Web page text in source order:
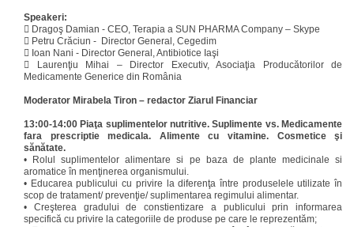
Speakeri:
 Dragoş Damian - CEO, Terapia a SUN PHARMA Company – Skype
 Petru Crăciun - Director General, Cegedim
 Ioan Nani - Director General, Antibiotice Iaşi

Laurenţiu Mihai – Director Executiv, Asociaţia Producătorilor de
Medicamente Generice din România
Moderator Mirabela Tiron – redactor Ziarul Financiar
13:00-14:00 Piaţa suplimentelor nutritive. Suplimente vs. Medicamente
fara prescriptie medicala. Alimente cu vitamine. Cosmetice şi
sănătate.
•
Rolul suplimentelor alimentare si pe baza de plante medicinale si
aromatice în menţinerea organismului.
• Educarea publicului cu privire la diferenţa între produselele utilizate în
scop de tratament/ prevenţie/ suplimentarea regimului alimentar.
•
Creşterea gradului de constientizare a publicului prin informarea
specifică cu privire la categoriile de produse pe care le reprezentăm;